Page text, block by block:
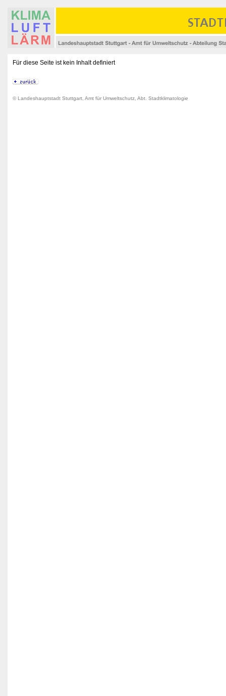
Für diese Seite ist kein Inhalt definiert
© Landeshauptstadt Stuttgart, Amt für Umweltschutz, Abt. Stadtklimatologie